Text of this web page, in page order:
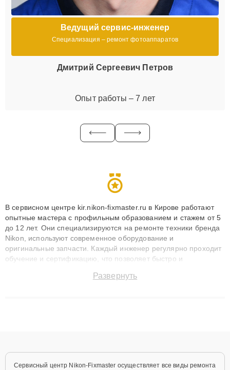
Ведущий сервис-инженер
Специализация – ремонт фотоаппаратов
Дмитрий Сергеевич Петров
Опыт работы – 7 лет
В сервисном центре kir.nikon-fixmaster.ru в Кирове работают
опытные мастера с профильным образованием и стажем от 5
до 12 лет. Они специализируются на ремонте техники бренда
Nikon, используют современное оборудование и
оригинальные запчасти. Каждый инженер регулярно проходит
обучение и сертификацию, что позволяет быстро и
сохранением гарантии до 3 лет. Наши мастера решают
Развернуть
Сервисный центр Nikon-Fixmaster осуществляет все виды ремонта